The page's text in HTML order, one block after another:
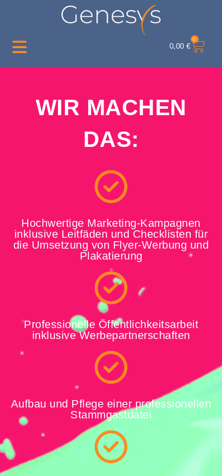
0,00 €
0
WIR MACHEN
DAS:
Hochwertige Marketing-Kampagnen
inklusive Leitfäden und Checklisten für
die Umsetzung von Flyer-Werbung und
Plakatierung
Professionelle Öffentlichkeitsarbeit
inklusive Werbepartnerschaften
Aufbau und Pflege einer professionellen
Stammgastdatei